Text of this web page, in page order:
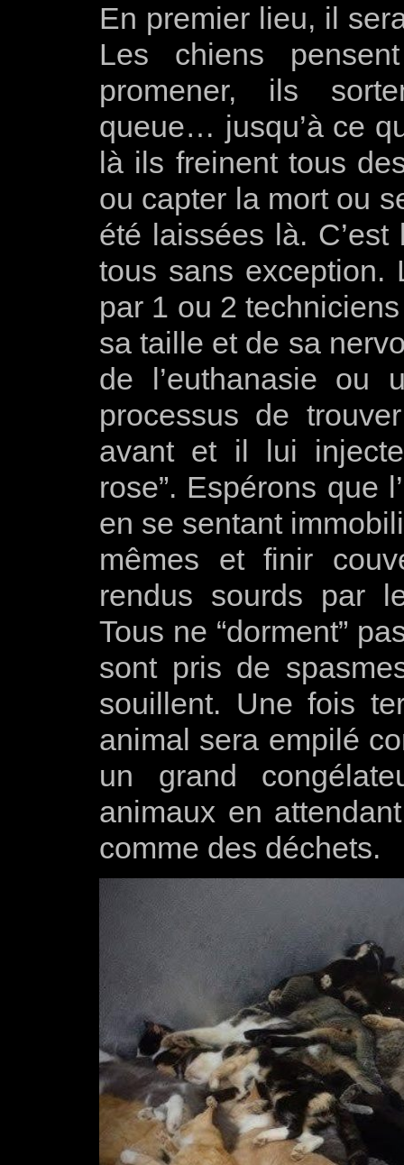
En premier lieu, il
Les chiens
promener, ils
queue… jusqu’à ce
là ils freinent tous
ou capter la mort ou
été laissées là.
tous sans exception.
par 1 ou 2
sa taille et de sa
de l’euthanasie ou
processus de
avant et il lui
rose”. Espérons que
en se sentant
mêmes et finir
rendus sourds par
Tous ne “dorment”
sont pris de
souillent. Une fois
animal sera empilé
un grand
animaux en
comme des déchets.